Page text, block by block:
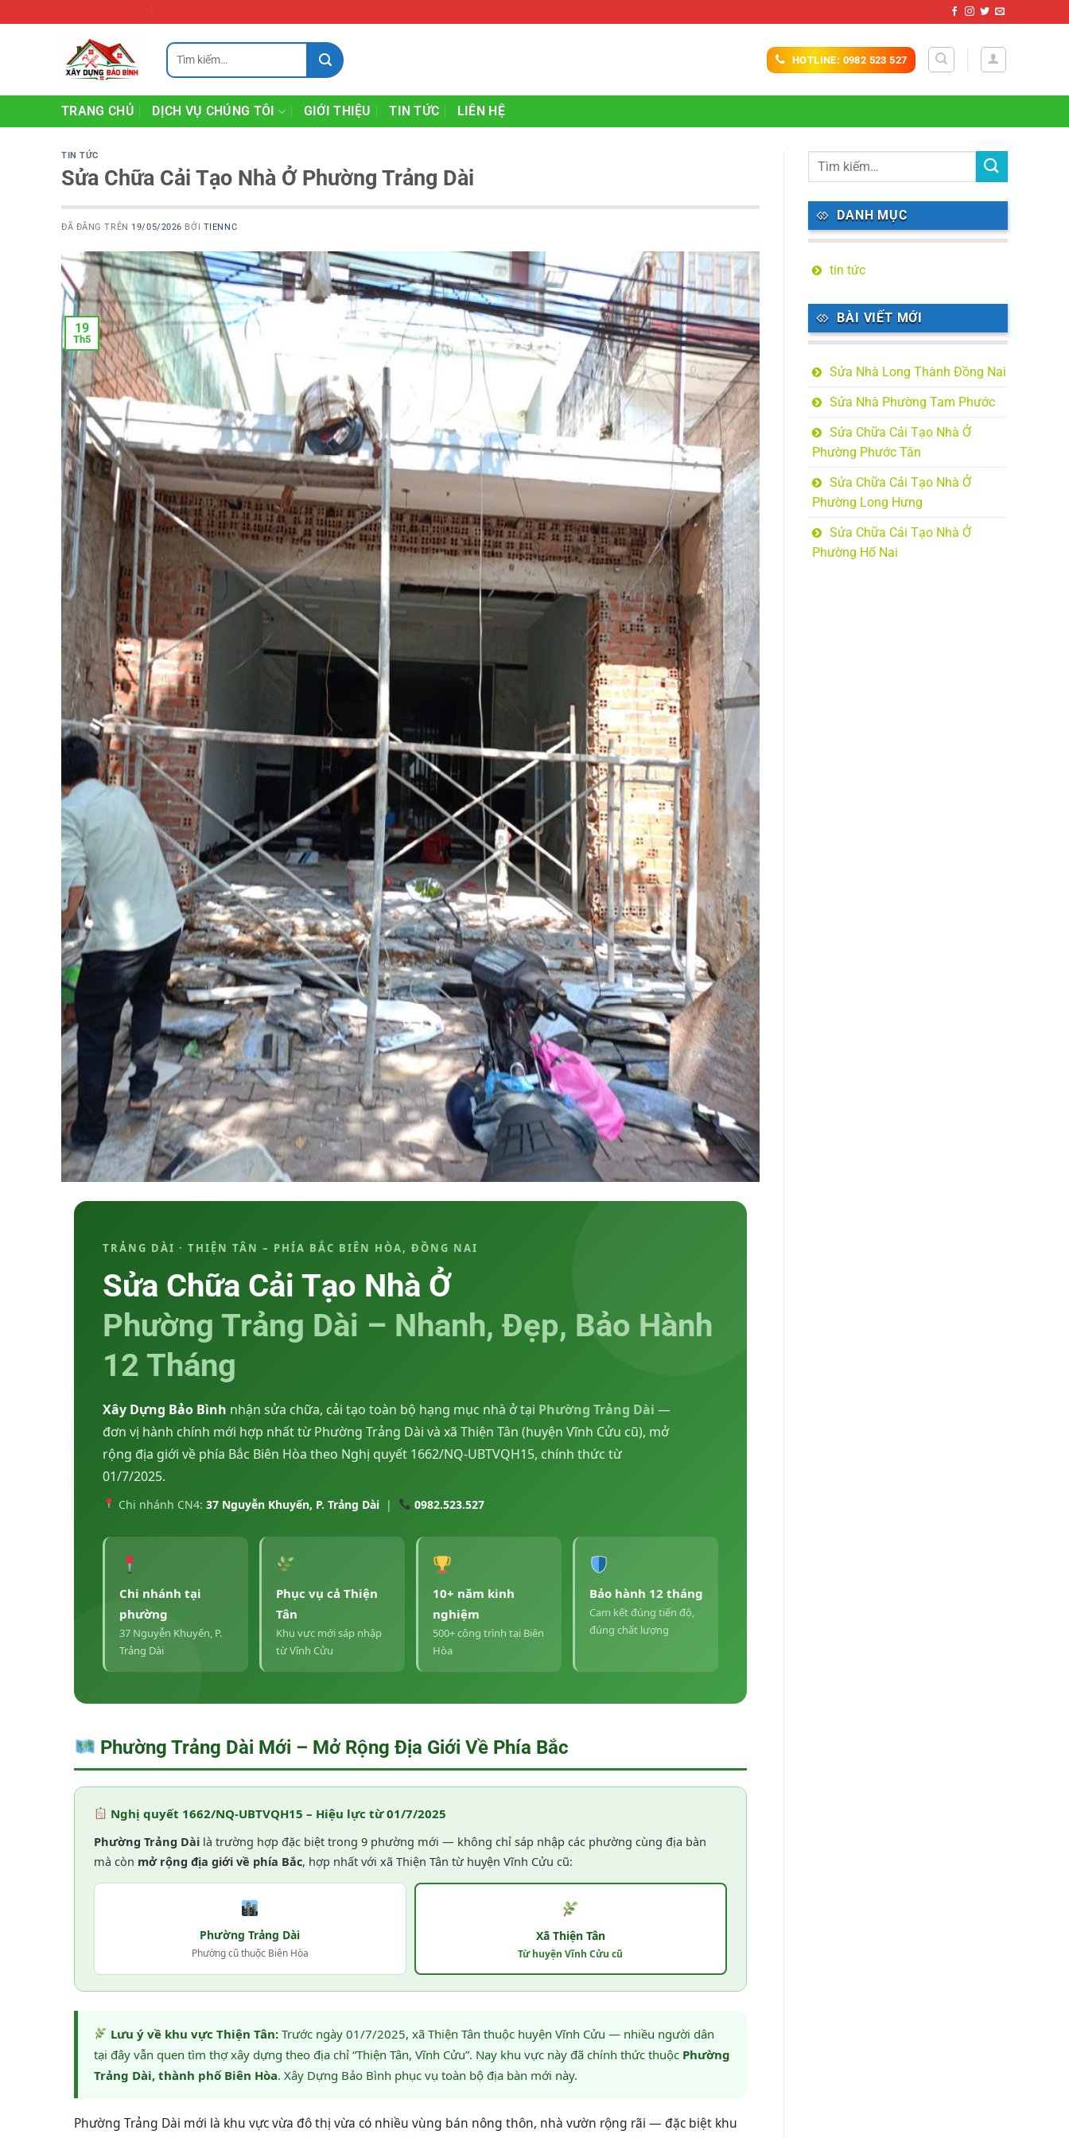
đến
Tìm
kiếm:
HOTLINE: 0982 523 527
TRANG CHỦ DỊCH VỤ CHÚNG TÔI GIỚI THIỆU TIN TỨC LIÊN HỆ
TIN TỨC
Sửa Chữa Cải Tạo Nhà Ở Phường Trảng Dài
ĐÃ ĐĂNG TRÊN 19/05/2026 BỞI TIENNC
19
Th5
TRẢNG DÀI · THIỆN TÂN – PHÍA BẮC BIÊN HÒA, ĐỒNG NAI
Sửa Chữa Cải Tạo Nhà Ở
Phường Trảng Dài – Nhanh, Đẹp, Bảo Hành
12 Tháng
Xây Dựng Bảo Bình nhận sửa chữa, cải tạo toàn bộ hạng mục nhà ở tại Phường Trảng Dài —
đơn vị hành chính mới hợp nhất từ Phường Trảng Dài và xã Thiện Tân (huyện Vĩnh Cửu cũ), mở
rộng địa giới về phía Bắc Biên Hòa theo Nghị quyết 1662/NQ-UBTVQH15, chính thức từ
01/7/2025.
Chi nhánh CN4: 37 Nguyễn Khuyến, P. Trảng Dài| 0982.523.527
Chi nhánh tại
phường
37 Nguyễn Khuyến, P.
Trảng Dài
Phục vụ cả Thiện
Tân
Khu vực mới sáp nhập
từ Vĩnh Cửu
10+ năm kinh
nghiệm
500+ công trình tại Biên
Hòa
Bảo hành 12 tháng
Cam kết đúng tiến độ,
đúng chất lượng
Phường Trảng Dài Mới – Mở Rộng Địa Giới Về Phía Bắc
Nghị quyết 1662/NQ-UBTVQH15 – Hiệu lực từ 01/7/2025
Phường Trảng Dài là trường hợp đặc biệt trong 9 phường mới — không chỉ sáp nhập các phường cùng địa bàn
mà còn mở rộng địa giới về phía Bắc, hợp nhất với xã Thiện Tân từ huyện Vĩnh Cửu cũ:
Phường Trảng Dài
Phường cũ thuộc Biên Hòa
Xã Thiện Tân
Từ huyện Vĩnh Cửu cũ
Lưu ý về khu vực Thiện Tân: Trước ngày 01/7/2025, xã Thiện Tân thuộc huyện Vĩnh Cửu — nhiều người dân
tại đây vẫn quen tìm thợ xây dựng theo địa chỉ “Thiện Tân, Vĩnh Cửu”. Nay khu vực này đã chính thức thuộc Phường
Trảng Dài, thành phố Biên Hòa. Xây Dựng Bảo Bình phục vụ toàn bộ địa bàn mới này.
Phường Trảng Dài mới là khu vực vừa đô thị vừa có nhiều vùng bán nông thôn, nhà vườn rộng rãi — đặc biệt khu
DANH MỤC
tin tức
BÀI VIẾT MỚI
Sửa Nhà Long Thành Đồng Nai
Sửa Nhà Phường Tam Phước
Sửa Chữa Cải Tạo Nhà Ở
Phường Phước Tân
Sửa Chữa Cải Tạo Nhà Ở
Phường Long Hưng
Sửa Chữa Cải Tạo Nhà Ở
Phường Hố Nai